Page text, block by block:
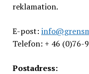
reklamation.
E-post:
Telefon: + 46 (0)76-
Postadress: